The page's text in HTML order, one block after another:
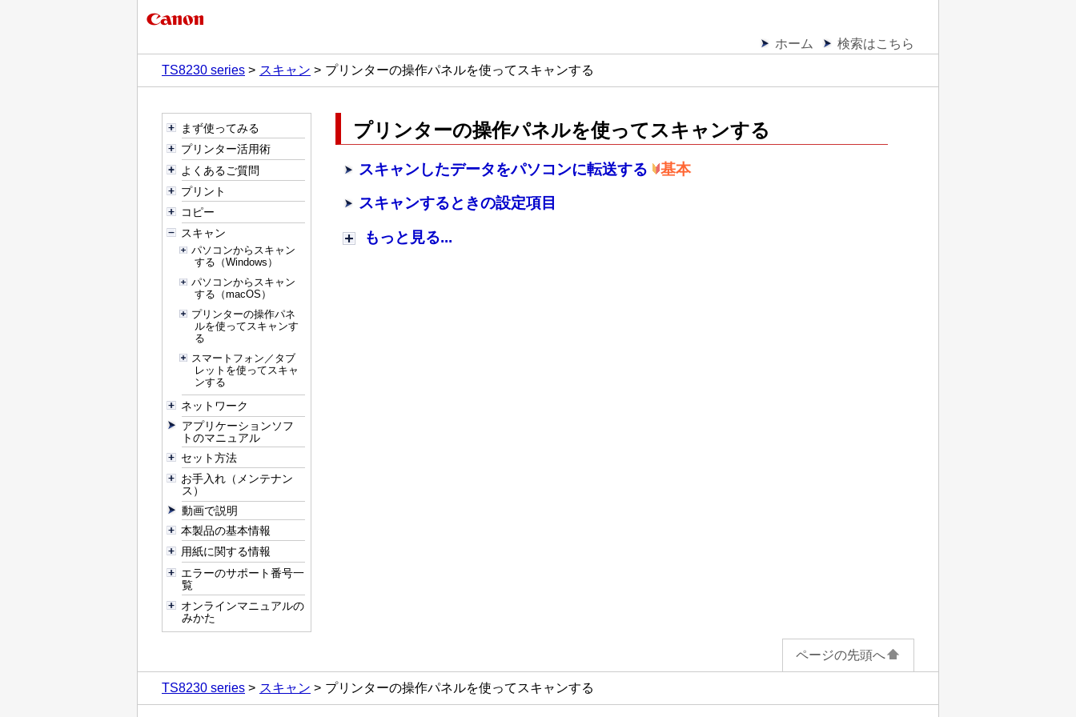
ホーム
検索はこちら
TS8230 series
スキャン プリンターの操作パネルを使ってスキャンする
まず使ってみる
プリンター活用術
よくあるご質問
プリント
コピー
スキャン
パソコンからスキャン
する（Windows）
パソコンからスキャン
する（macOS）
プリンターの操作パネ
ルを使ってスキャンす
る
スマートフォン／タブ
レットを使ってスキャ
ンする
ネットワーク
アプリケーションソフ
トのマニュアル
セット方法
お手入れ（メンテナン
ス）
動画で説明
本製品の基本情報
用紙に関する情報
エラーのサポート番号一
覧
オンラインマニュアルの
みかた
プリンターの操作パネルを使ってスキャンする
スキャンしたデータをパソコンに転送する 基本
スキャンするときの設定項目
もっと見る...
ページの先頭へ
TS8230 series スキャン プリンターの操作パネルを使ってスキャンする